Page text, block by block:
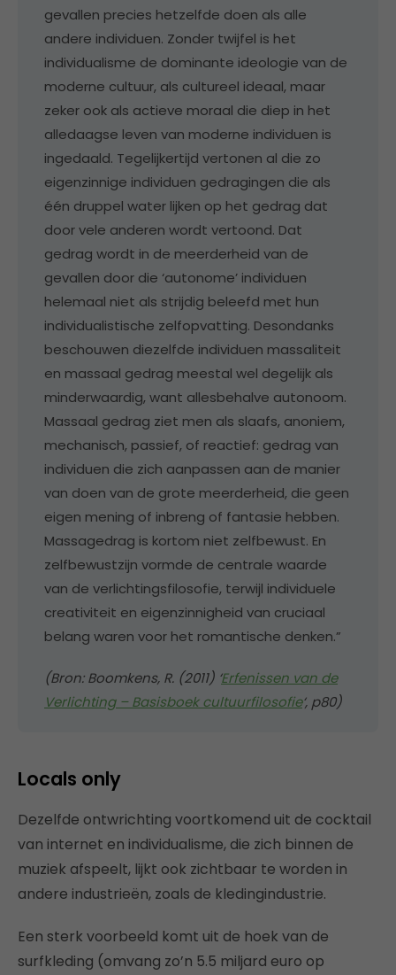
gevallen precies hetzelfde doen als alle
andere individuen. Zonder twijfel is het
individualisme de dominante ideologie van de
moderne cultuur, als cultureel ideaal, maar
zeker ook als actieve moraal die diep in het
alledaagse leven van moderne individuen is
ingedaald. Tegelijkertijd vertonen al die zo
eigenzinnige individuen gedragingen die als
één druppel water lijken op het gedrag dat
door vele anderen wordt vertoond. Dat
gedrag wordt in de meerderheid van de
gevallen door die ‘autonome’ individuen
helemaal niet als strijdig beleefd met hun
individualistische zelfopvatting. Desondanks
beschouwen diezelfde individuen massaliteit
en massaal gedrag meestal wel degelijk als
minderwaardig, want allesbehalve autonoom.
Massaal gedrag ziet men als slaafs, anoniem,
mechanisch, passief, of reactief: gedrag van
individuen die zich aanpassen aan de manier
van doen van de grote meerderheid, die geen
eigen mening of inbreng of fantasie hebben.
Massagedrag is kortom niet zelfbewust. En
zelfbewustzijn vormde de centrale waarde
van de verlichtingsfilosofie, terwijl individuele
creativiteit en eigenzinnigheid van cruciaal
belang waren voor het romantische denken.”
(Bron: Boomkens, R. (2011) ‘Erfenissen van de
Verlichting – Basisboek cultuurfilosofie‘, p80)
Locals only
Dezelfde ontwrichting voortkomend uit de cocktail
van internet en individualisme, die zich binnen de
muziek afspeelt, lijkt ook zichtbaar te worden in
andere industrieën, zoals de kledingindustrie.
Een sterk voorbeeld komt uit de hoek van de
surfkleding (omvang zo’n 5.5 miljard euro op